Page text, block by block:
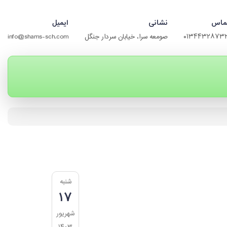
نشانی
صومعه سرا، خیابان سردار جنگل
ایمیل
info@shams-sch.com
شنبه
۱۷
شهریور